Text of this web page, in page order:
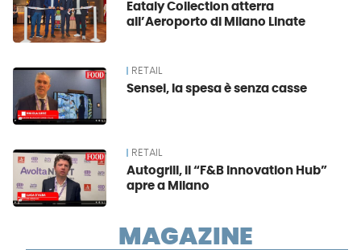
Eataly Collection atterra
all’Aeroporto di Milano Linate
RETAIL
Sensei, la spesa è senza casse
RETAIL
Autogrill, il “F&B Innovation Hub”
apre a Milano
MAGAZINE